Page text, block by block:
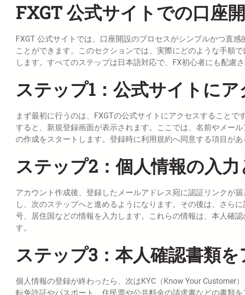
FXGT 公式サイトでの口座
FXGT 公式サイトでは、口座開設のプロセスがシンプルかつ直
ことができます。このセクションでは、実際にどのような手順
します。すべてのステップは日本語対応で、FX初心者にも配慮
ステップ1：公式サイトに
まず最初に行うのは、FXGTの公式サイトにアクセスすること
すると、新規登録画面が表示されます。ここでは、名前やメー
の作成をスタートします。登録時に利用規約へ同意する項目が
ステップ2：個人情報の入
アカウント作成後、登録したメールアドレス宛に認証リンクが
し、次のステップへと進めるようになります。その後は、さら
号、居住国などの情報を入力します。これらの情報は、本人確
す。
ステップ3：本人確認書類
個人情報の登録が終わったら、次はKYC（Know Your Customer
転免許証やパスポート、住民票や公共料金の請求書などの書類